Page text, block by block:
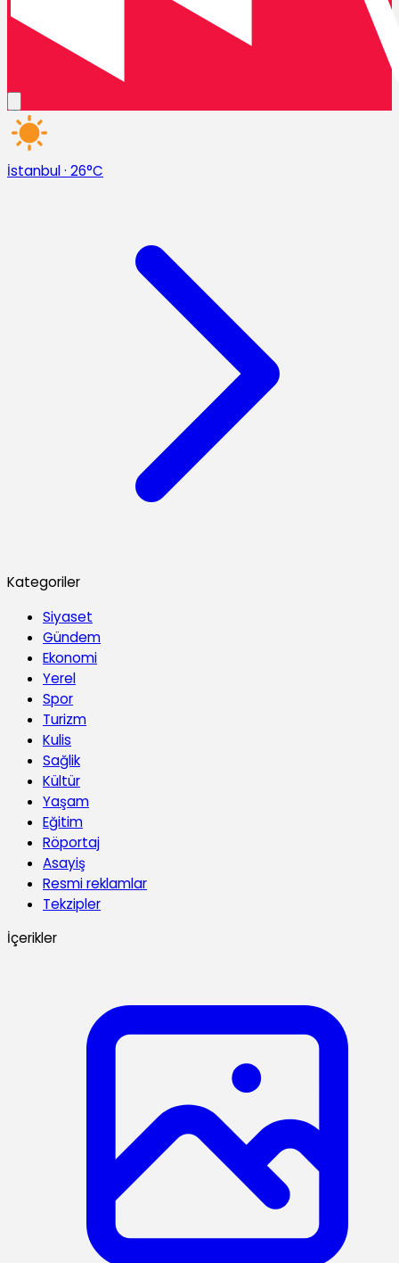
İstanbul· 26°C
Kategoriler
Siyaset
Gündem
Ekonomi
Yerel
Spor
Turizm
Kulis
Sağlik
Kültür
Yaşam
Eğitim
Röportaj
Asayiş
Resmi reklamlar
Tekzipler
İçerikler